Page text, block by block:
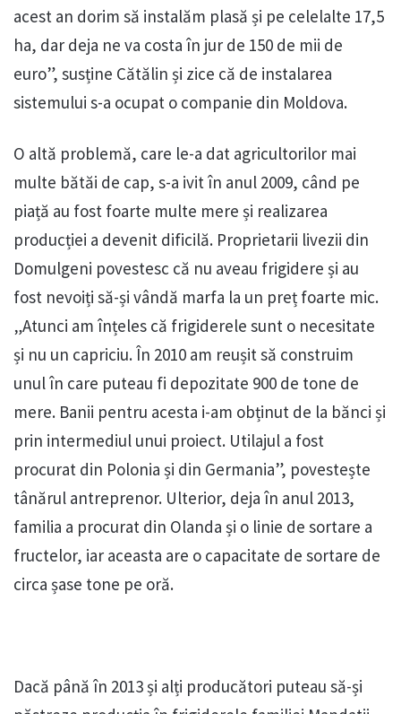
acest an dorim să instalăm plasă și pe celelalte 17,5
ha, dar deja ne va costa în jur de 150 de mii de
euro”, susține Cătălin și zice că de instalarea
sistemului s-a ocupat o companie din Moldova.
O altă problemă, care le-a dat agricultorilor mai
multe bătăi de cap, s-a ivit în anul 2009, când pe
piață au fost foarte multe mere și realizarea
producției a devenit dificilă. Proprietarii livezii din
Domulgeni povestesc că nu aveau frigidere și au
fost nevoiți să-și vândă marfa la un preț foarte mic.
„Atunci am înțeles că frigiderele sunt o necesitate
și nu un capriciu. În 2010 am reușit să construim
unul în care puteau fi depozitate 900 de tone de
mere. Banii pentru acesta i-am obținut de la bănci și
prin intermediul unui proiect. Utilajul a fost
procurat din Polonia și din Germania”, povestește
tânărul antreprenor. Ulterior, deja în anul 2013,
familia a procurat din Olanda și o linie de sortare a
fructelor, iar aceasta are o capacitate de sortare de
circa șase tone pe oră.
Dacă până în 2013 și alți producători puteau să-și